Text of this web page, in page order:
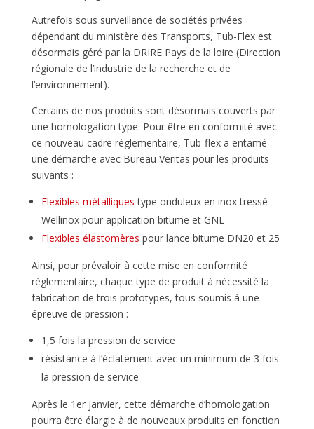
Autrefois sous surveillance de sociétés privées
dépendant du ministère des Transports, Tub-Flex est
désormais géré par la DRIRE Pays de la loire (Direction
régionale de l’industrie de la recherche et de
l’environnement).
Certains de nos produits sont désormais couverts par
une homologation type. Pour être en conformité avec
ce nouveau cadre réglementaire, Tub-flex a entamé
une démarche avec Bureau Veritas pour les produits
suivants :
Flexibles métalliques type onduleux en inox tressé
Wellinox pour application bitume et GNL
Flexibles élastomères pour lance bitume DN20 et 25
Ainsi, pour prévaloir à cette mise en conformité
réglementaire, chaque type de produit à nécessité la
fabrication de trois prototypes, tous soumis à une
épreuve de pression :
1,5 fois la pression de service
résistance à l’éclatement avec un minimum de 3 fois
la pression de service
Après le 1er janvier, cette démarche d’homologation
pourra être élargie à de nouveaux produits en fonction